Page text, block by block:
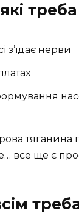
з’їдає нерви
тяганина
все ще є